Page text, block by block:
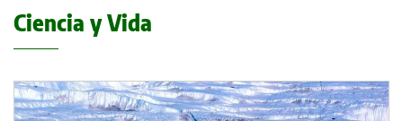
Ciencia y Vida